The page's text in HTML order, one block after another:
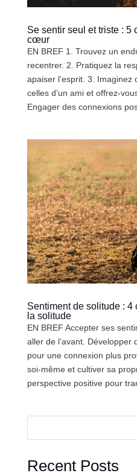
Se sentir seul et triste : 5
cœur
EN BREF 1. Trouvez un
recentrer. 2. Pratiquez la
apaiser l’esprit. 3. Imaginez
celles d’un ami et offrez-
Engager des connexions
Sentiment de solitude :
la solitude
EN BREF Accepter ses
aller de l’avant. Développer
pour une connexion plus
soi-même et cultiver sa
perspective positive pour
Recent Posts